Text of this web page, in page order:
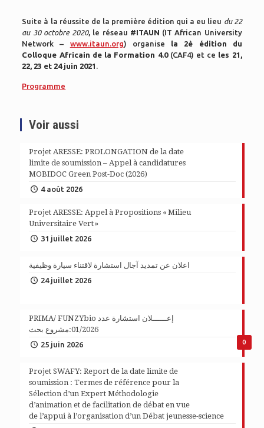
Suite à la réussite de la première édition qui a eu lieu du 22
au 30 octobre 2020, le réseau #ITAUN (IT African University
Network – www.itaun.org) organise la 2è édition du
Colloque Africain de la Formation 4.0(CAF4) et ce les 21,
22, 23 et 24 juin 2021 .
Programme
Voir aussi
Projet ARESSE: PROLONGATION de la date
limite de soumission – Appel à candidatures
MOBIDOC Green Post-Doc (2026)
4 août 2026
Projet ARESSE: Appel à Propositions « Milieu
Universitaire Vert »
31 juillet 2026
اعلان عن تمديد آجال استشارة لاقتناء سيارة وظيفية
24 juillet 2026
0
PRIMA/ FUNZYbio إعــــــلان استشارة عدد
01/2026:مشروع بحث
25 juin 2026
Projet SWAFY: Report de la date limite de
soumission : Termes de référence pour la
Sélection d’un Expert Méthodologie
d’animation et de facilitation de débat en vue
de l’appui à l’organisation d’un Débat jeunesse-science